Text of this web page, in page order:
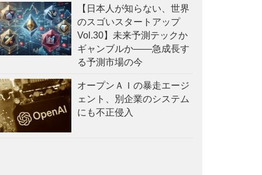
【日本人が知らない、世界
のスゴいスタートアップ
Vol.30】未来予測テックか
ギャンブルか——急成長す
る予測市場の今
オープンＡＩの暴走エージ
ェント、別企業のシステム
にも不正侵入